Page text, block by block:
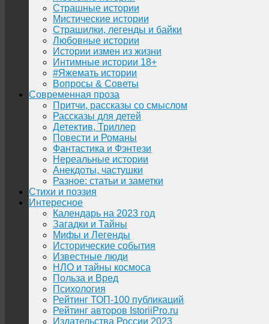
Страшные истории
Мистические истории
Страшилки, легенды и байки
Любовные истории
Истории измен из жизни
Интимные истории 18+
#Яжемать истории
Вопросы & Советы
Современная проза
Притчи, рассказы со смыслом
Рассказы для детей
Детектив, Триллер
Повести и Романы
Фантастика и Фэнтези
Нереальные истории
Анекдоты, частушки
Разное: статьи и заметки
Стихи и поэзия
Интересное
Календарь на 2023 год
Загадки и Тайны
Мифы и Легенды
Исторические события
Известные люди
НЛО и тайны космоса
Польза и Вред
Психология
Рейтинг ТОП-100 публикаций
Рейтинг авторов IstoriiPro.ru
Издательства России 2023